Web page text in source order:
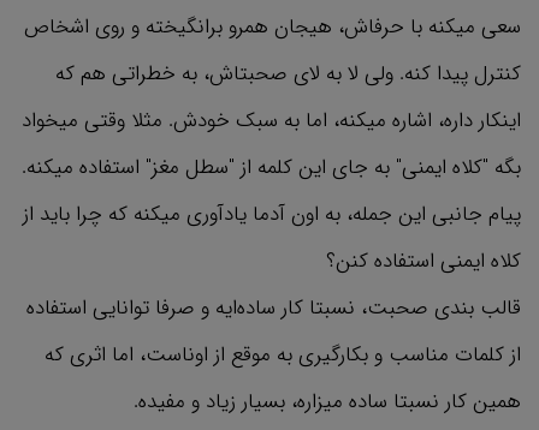
سعی میکنه با حرفاش، هیجان همرو برانگیخته و روی اشخاص
کنترل پیدا کنه. ولی لا به لای صحبتاش، به خطراتی هم که
اینکار داره، اشاره میکنه، اما به سبک خودش. مثلا وقتی میخواد
بگه "کلاه ایمنی" به جای این کلمه از "سطل مغز" استفاده میکنه.
پیام جانبی این جمله، به اون آدما یادآوری میکنه که چرا باید از
کلاه ایمنی استفاده کنن؟
قالب بندی صحبت، نسبتا کار ساده‌ایه و صرفا توانایی استفاده
از کلمات مناسب و بکارگیری به موقع از اوناست، اما اثری که
همین کار نسبتا ساده میزاره، بسیار زیاد و مفیده.